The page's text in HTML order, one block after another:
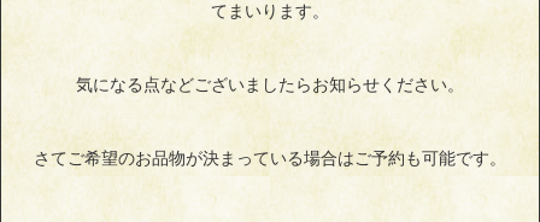
てまいります。
気になる点などございましたらお知らせください。
さてご希望のお品物が決まっている場合はご予約も可能です。